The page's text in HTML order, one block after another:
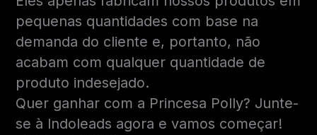
pequenas quantidades com base na
demanda do cliente e, portanto, não
acabam com qualquer quantidade de
produto indesejado.
Quer ganhar com a Princesa Polly? Junte-
se à Indoleads agora e vamos começar!